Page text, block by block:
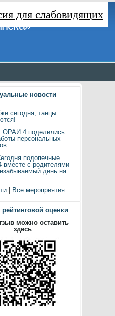
для слабовидящих
новости
сегодня, танцы
ОРАИ 4 поделились
персональных
подопечные
с родителями
день на
Все мероприятия
рейтинговой оценки
можно оставить
здесь